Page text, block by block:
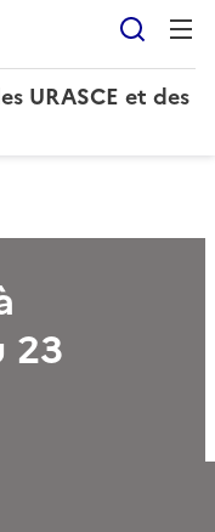
URASCE et des
23